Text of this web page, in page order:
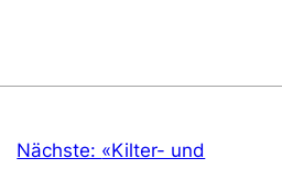
Nächste: «Kilter- und